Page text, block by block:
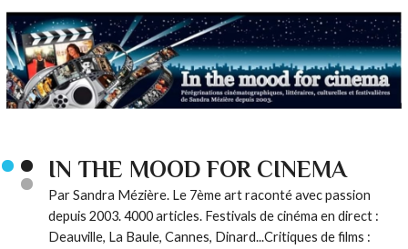
IN THE MOOD FOR CINEMA
Par Sandra Mézière. Le 7ème art raconté avec passion
depuis 2003. 4000 articles. Festivals de cinéma en direct :
Deauville, La Baule, Cannes, Dinard...Critiques de films :